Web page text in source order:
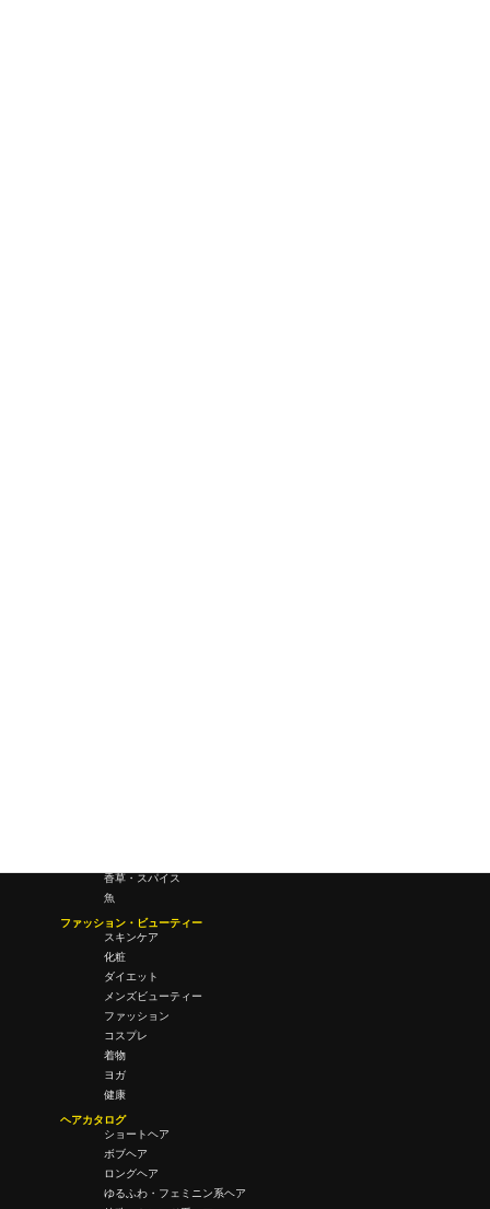
香草・スパイス
魚
ファッション・ビューティー
スキンケア
化粧
ダイエット
メンズビューティー
ファッション
コスプレ
着物
ヨガ
健康
ヘアカタログ
ショートヘア
ボブヘア
ロングヘア
ゆるふわ・フェミニン系ヘア